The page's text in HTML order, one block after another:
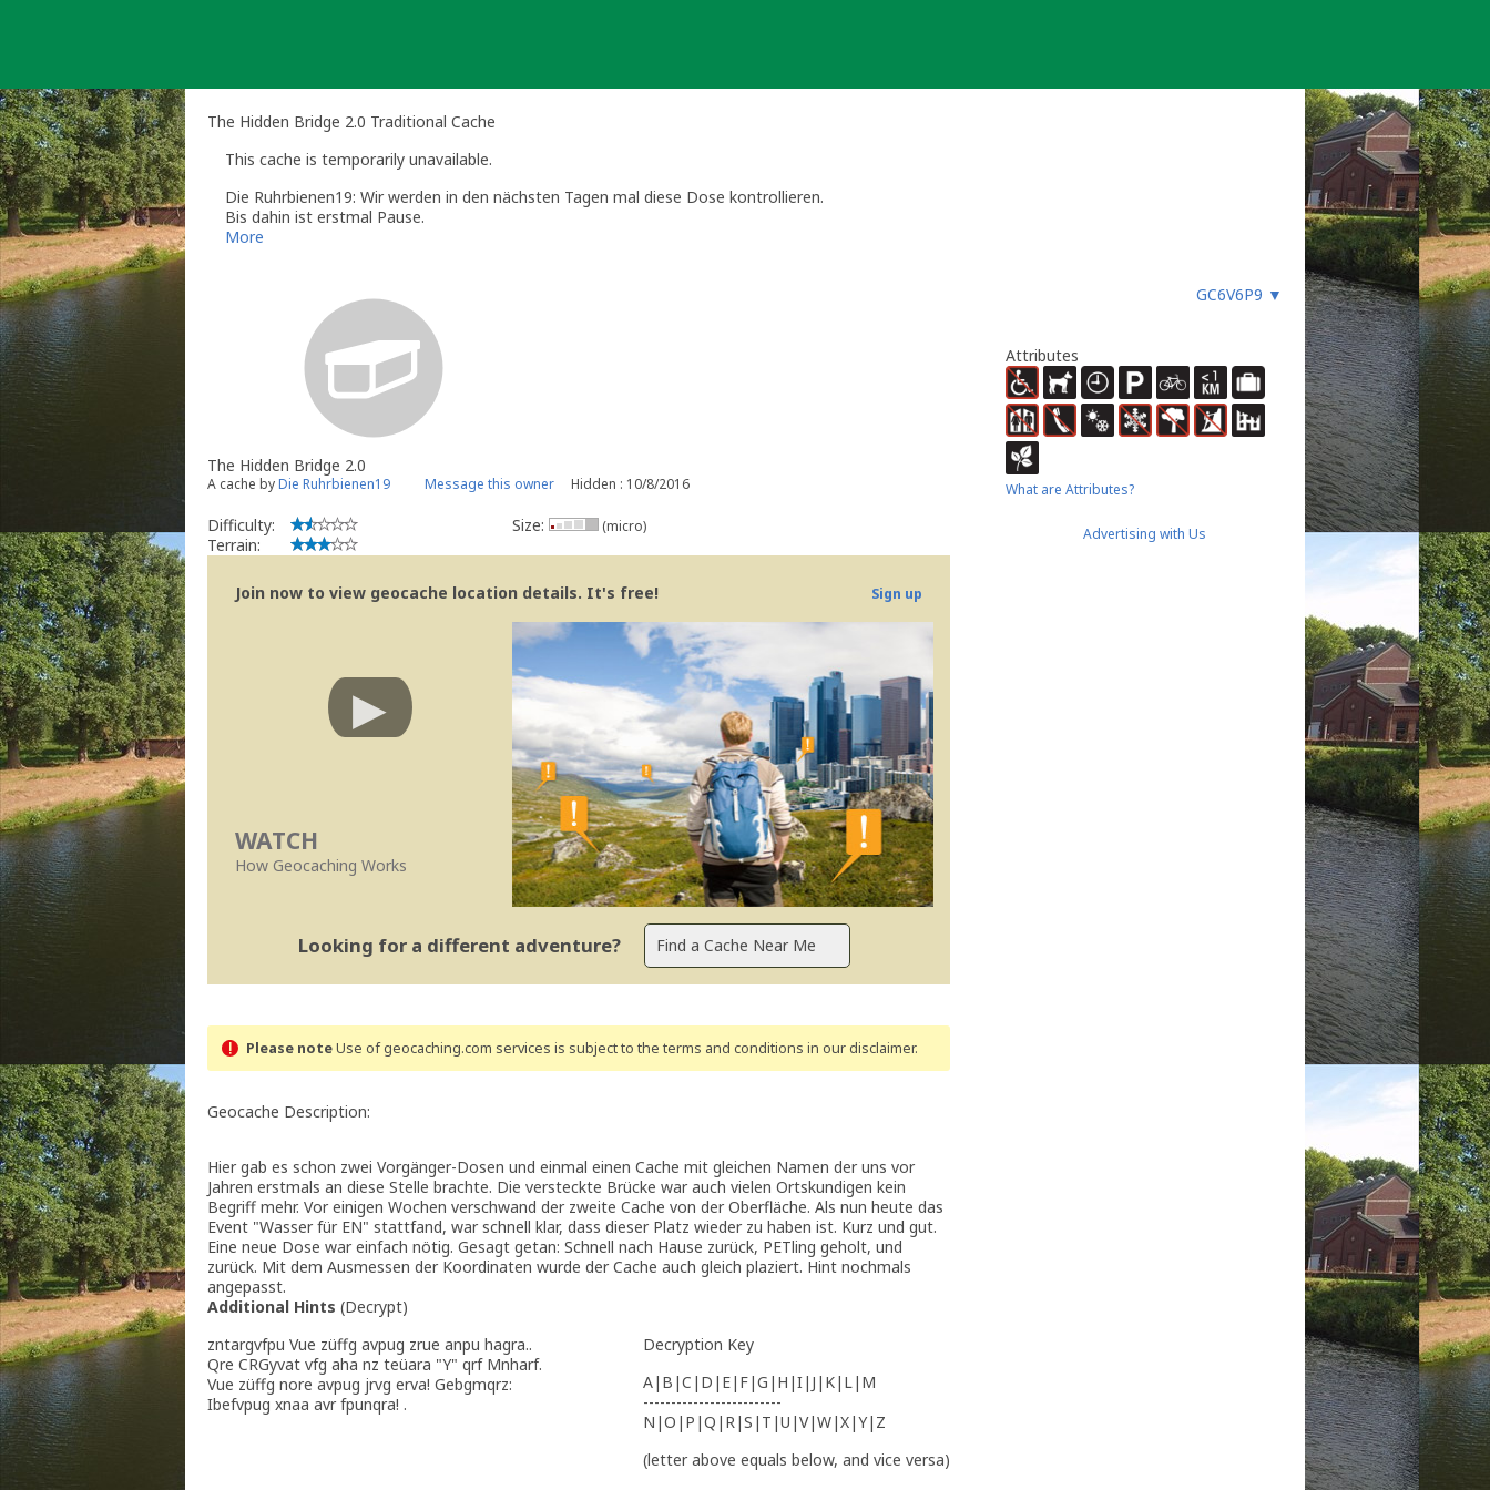
The Hidden Bridge 2.0 Traditional Cache
This cache is temporarily unavailable.
Die Ruhrbienen19: Wir werden in den nächsten Tagen mal diese Dose kontrollieren.
Bis dahin ist erstmal Pause.
More
GC6V6P9 ▼
The Hidden Bridge 2.0
A cache byDie Ruhrbienen19 Message this owner Hidden : 10/8/2016
Difficulty:
Terrain:
Size: (micro)
Join now to view geocache location details. It's free! Sign up
WATCH
How Geocaching Works
Looking for a different adventure?
Please noteUse of geocaching.com services is subject to the terms and conditions in our disclaimer.
Geocache Description:
Hier gab es schon zwei Vorgänger-Dosen und einmal einen Cache mit gleichen Namen der uns vor
Jahren erstmals an diese Stelle brachte. Die versteckte Brücke war auch vielen Ortskundigen kein
Begriff mehr. Vor einigen Wochen verschwand der zweite Cache von der Oberfläche. Als nun heute das
Event "Wasser für EN" stattfand, war schnell klar, dass dieser Platz wieder zu haben ist. Kurz und gut.
Eine neue Dose war einfach nötig. Gesagt getan: Schnell nach Hause zurück, PETling geholt, und
zurück. Mit dem Ausmessen der Koordinaten wurde der Cache auch gleich plaziert. Hint nochmals
angepasst.
Additional Hints (Decrypt)
zntargvfpu Vue züffg avpug zrue anpu hagra..
Qre CRGyvat vfg aha nz teüara "Y" qrf Mnharf.
Vue züffg nore avpug jrvg erva! Gebgmqrz:
Ibefvpug xnaa avr fpunqra! .
Decryption Key
A|B|C|D|E|F|G|H|I|J|K|L|M
-------------------------
N|O|P|Q|R|S|T|U|V|W|X|Y|Z
(letter above equals below, and vice versa)
Attributes
What are Attributes?
Advertising with Us